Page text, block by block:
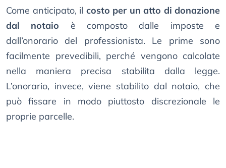
Come anticipato, il costo per un atto di donazione
dal notaio è composto dalle imposte e
dall’onorario del professionista. Le prime sono
facilmente prevedibili, perché vengono calcolate
nella maniera precisa stabilita dalla legge.
L’onorario, invece, viene stabilito dal notaio, che
può fissare in modo piuttosto discrezionale le
proprie parcelle.